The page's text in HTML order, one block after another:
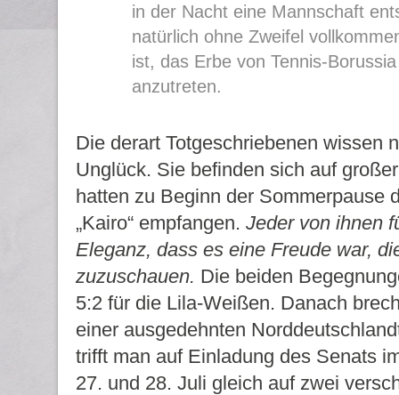
in der Nacht eine Mannschaft
natürlich ohne Zweifel
ist, das Erbe von Tennis-
anzutreten.
Die derart Totgeschriebenen wissen
Unglück. Sie befinden sich auf
hatten zu Beginn der Sommerpause
„Kairo“ empfangen. Jeder von ihnen
Eleganz, dass es eine Freude war,
zuzuschauen. Die beiden
5:2 für die Lila-Weißen. Danach
einer ausgedehnten
trifft man auf Einladung des Senats
27. und 28. Juli gleich auf zwei